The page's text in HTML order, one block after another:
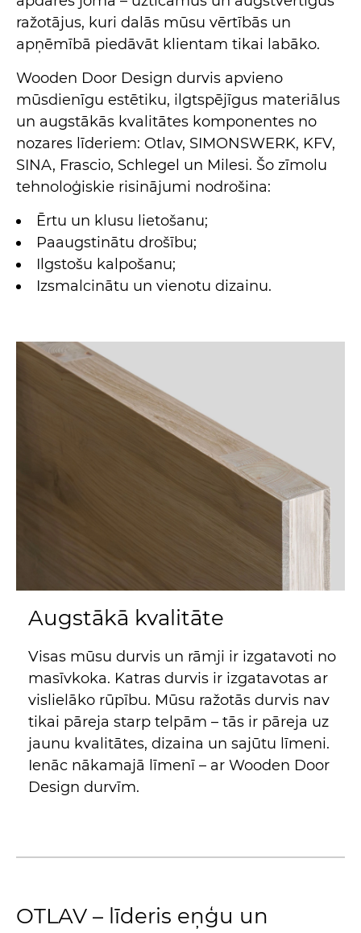
ražotājus, kuri dalās mūsu vērtībās un
apņēmībā piedāvāt klientam tikai labāko.
Wooden Door Design durvis apvieno
mūsdienīgu estētiku, ilgtspējīgus materiālus
un augstākās kvalitātes komponentes no
nozares līderiem: Otlav, SIMONSWERK, KFV,
SINA, Frascio, Schlegel un Milesi. Šo zīmolu
tehnoloģiskie risinājumi nodrošina:
Ērtu un klusu lietošanu;
Paaugstinātu drošību;
Ilgstošu kalpošanu;
Izsmalcinātu un vienotu dizainu.
Augstākā kvalitāte
Visas mūsu durvis un rāmji ir izgatavoti no
masīvkoka. Katras durvis ir izgatavotas ar
vislielāko rūpību. Mūsu ražotās durvis nav
tikai pāreja starp telpām – tās ir pāreja uz
jaunu kvalitātes, dizaina un sajūtu līmeni.
Ienāc nākamajā līmenī – ar Wooden Door
Design durvīm.
OTLAV – līderis eņģu un